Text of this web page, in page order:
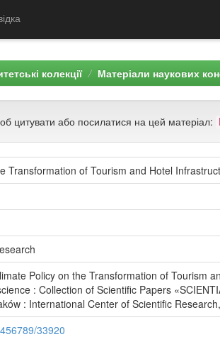
колекції Матеріали наукових
цитувати або посилатися на цей матеріал:
Transformation of Tourism and Hotel
Policy on the Transformation of Tourism
: Collection of Scientific Papers
: International Center of Scientific
33920